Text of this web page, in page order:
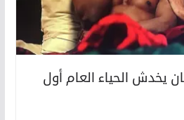
يخدش الحياء العام أول